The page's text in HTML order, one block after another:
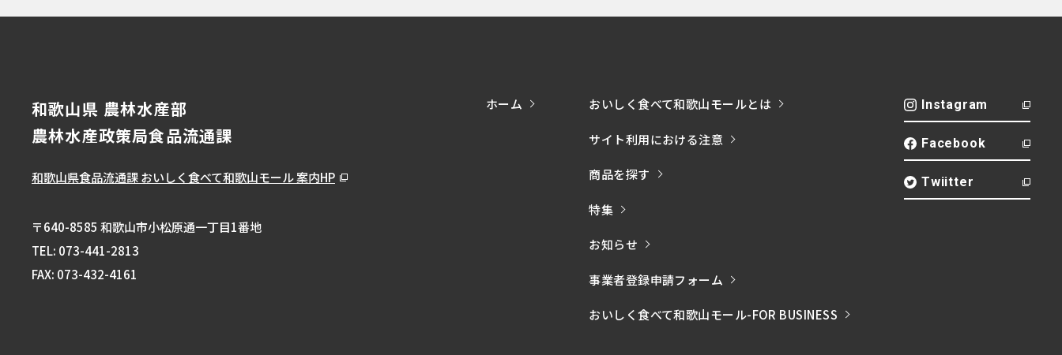
和歌山県 農林水産部
農林水産政策局食品流通課
和歌山県食品流通課おいしく食べて和歌山モール 案内HP
〒640-8585 和歌山市小松原通一丁目1番地
TEL: 073-441-2813
FAX: 073-432-4161
ホーム おいしく食べて和歌山モールとは
サイト利用における注意
商品を探す
特集
お知らせ
事業者登録申請フォーム
おいしく食べて和歌山モール-FOR BUSINESS
Instagram
Facebook
Twiitter